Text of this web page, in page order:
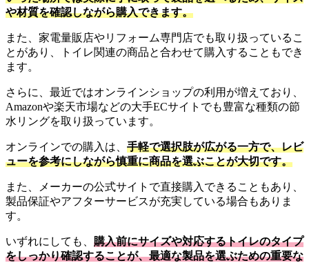
や材質を確認しながら購入できます。
また、家電量販店やリフォーム専門店でも取り扱っているこ
とがあり、トイレ関連の商品と合わせて購入することもでき
ます。
さらに、最近ではオンラインショップの利用が増えており、
Amazonや楽天市場などの大手ECサイトでも豊富な種類の節
水リングを取り扱っています。
オンラインでの購入は、 手軽で選択肢が広がる一方で、レビ
ューを参考にしながら慎重に商品を選ぶことが大切です。
また、メーカーの公式サイトで直接購入できることもあり、
製品保証やアフターサービスが充実している場合もありま
す。
いずれにしても、 購入前にサイズや対応するトイレのタイプ
をしっかり確認することが、最適な製品を選ぶための重要な